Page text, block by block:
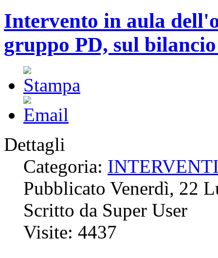
Intervento in aula
gruppo PD, sul
Dettagli
Categoria:
Pubblicato Venerdì, 22
Scritto da Super User
Visite: 4437